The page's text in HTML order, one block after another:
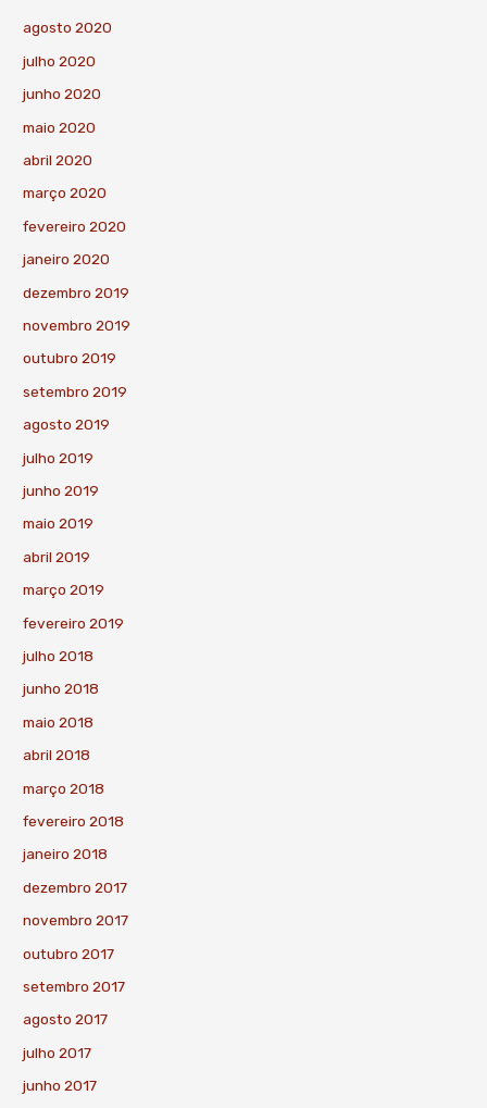
agosto 2020
julho 2020
junho 2020
maio 2020
abril 2020
março 2020
fevereiro 2020
janeiro 2020
dezembro 2019
novembro 2019
outubro 2019
setembro 2019
agosto 2019
julho 2019
junho 2019
maio 2019
abril 2019
março 2019
fevereiro 2019
julho 2018
junho 2018
maio 2018
abril 2018
março 2018
fevereiro 2018
janeiro 2018
dezembro 2017
novembro 2017
outubro 2017
setembro 2017
agosto 2017
julho 2017
junho 2017